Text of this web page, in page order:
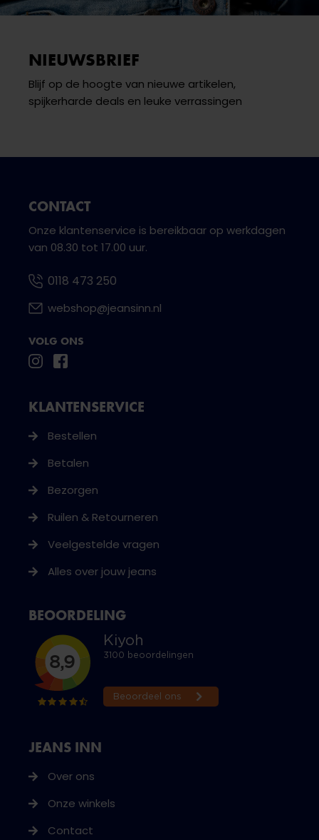
NIEUWSBRIEF
Blijf op de hoogte van nieuwe artikelen,
spijkerharde deals en leuke verrassingen
CONTACT
Onze klantenservice is bereikbaar op werkdagen
van 08.30 tot 17.00 uur.
0118 473 250
webshop@jeansinn.nl
VOLG ONS
JEANS INN
Over ons
Onze winkels
Contact
KLANTENSERVICE
Bestellen
Betalen
Bezorgen
Ruilen & Retourneren
Veelgestelde vragen
Alles over jouw jeans
BEOORDELING